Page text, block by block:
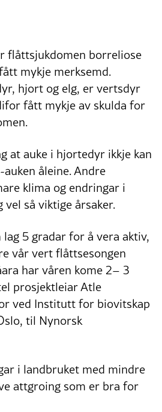
flåttsjukdomen borreliose
mykje merksemd.
hjort og elg, er vertsdyr
fått mykje av skulda for
at auke i hjortedyr ikkje kan
åleine. Andre
klima og endringar i
så viktige årsaker.
5 gradar for å vera aktiv,
vår vert flåttsesongen
har våren kome 2– 3
prosjektleiar Atle
ved Institutt for biovitskap
til Nynorsk
i landbruket med mindre
attgroing som er bra for